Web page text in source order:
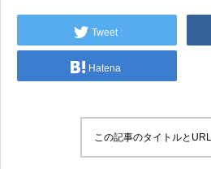
Tweet
Hatena
この記事のタイトルと